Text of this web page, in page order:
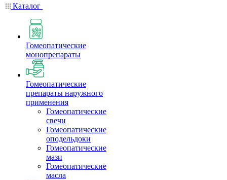
Каталог
Гомеопатические
монопрепараты
Гомеопатические
препараты наружного
применения
Гомеопатические
свечи
Гомеопатические
оподельдоки
Гомеопатические
мази
Гомеопатические
масла